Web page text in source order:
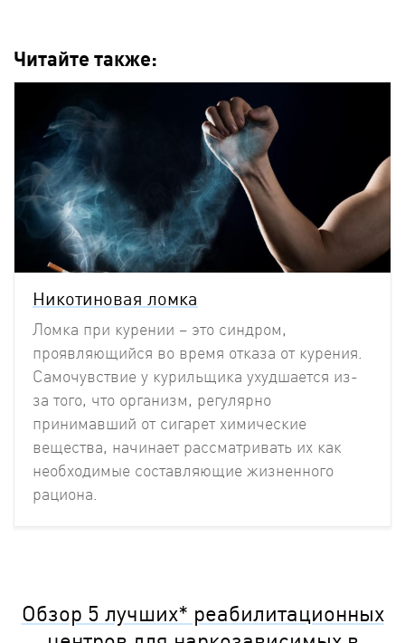
Читайте также:
Никотиновая ломка
Ломка при курении – это синдром,
проявляющийся во время отказа от курения.
Самочувствие у курильщика ухудшается из-
за того, что организм, регулярно
принимавший от сигарет химические
вещества, начинает рассматривать их как
необходимые составляющие жизненного
рациона.
Обзор 5 лучших* реабилитационных